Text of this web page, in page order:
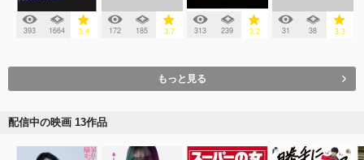
393 1664 3.4 172 185 3.7 313 239 3.2 31 38 3.3
もっと見る
配信中の映画 13作品